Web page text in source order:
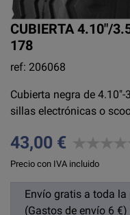
CUBIERTA 4.10"/
178
ref: 206068
Cubierta negra de
sillas electrónicas o
43,00 €
Precio con IVA incluido
Envío gratis a toda
(Gastos de envío 6 €)